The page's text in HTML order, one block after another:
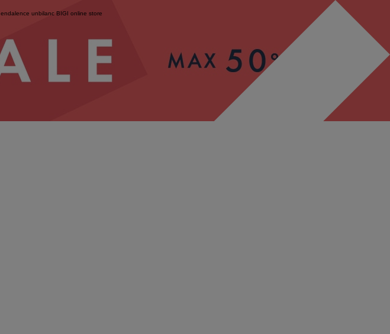
endalence unbilanc BIGI online store